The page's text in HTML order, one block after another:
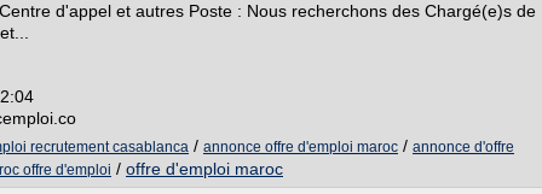
d'appel et autres Poste : Nous recherchons des Chargé(e)s de
recrutement casablanca / annonce offre d'emploi maroc / annonce d'offre
offre d'emploi / offre d'emploi maroc